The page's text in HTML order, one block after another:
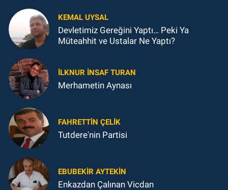
KEMAL UYSAL
Devletimiz Gereğini Yaptı… Peki Ya
Müteahhit ve Ustalar Ne Yaptı?
İLKNUR İNSAF TURAN
Merhametin Aynası
FAHRETTIN ÇELİK
Tutdere'nin Partisi
EBUBEKIR AYTEKIN
Enkazdan Çalınan Vicdan